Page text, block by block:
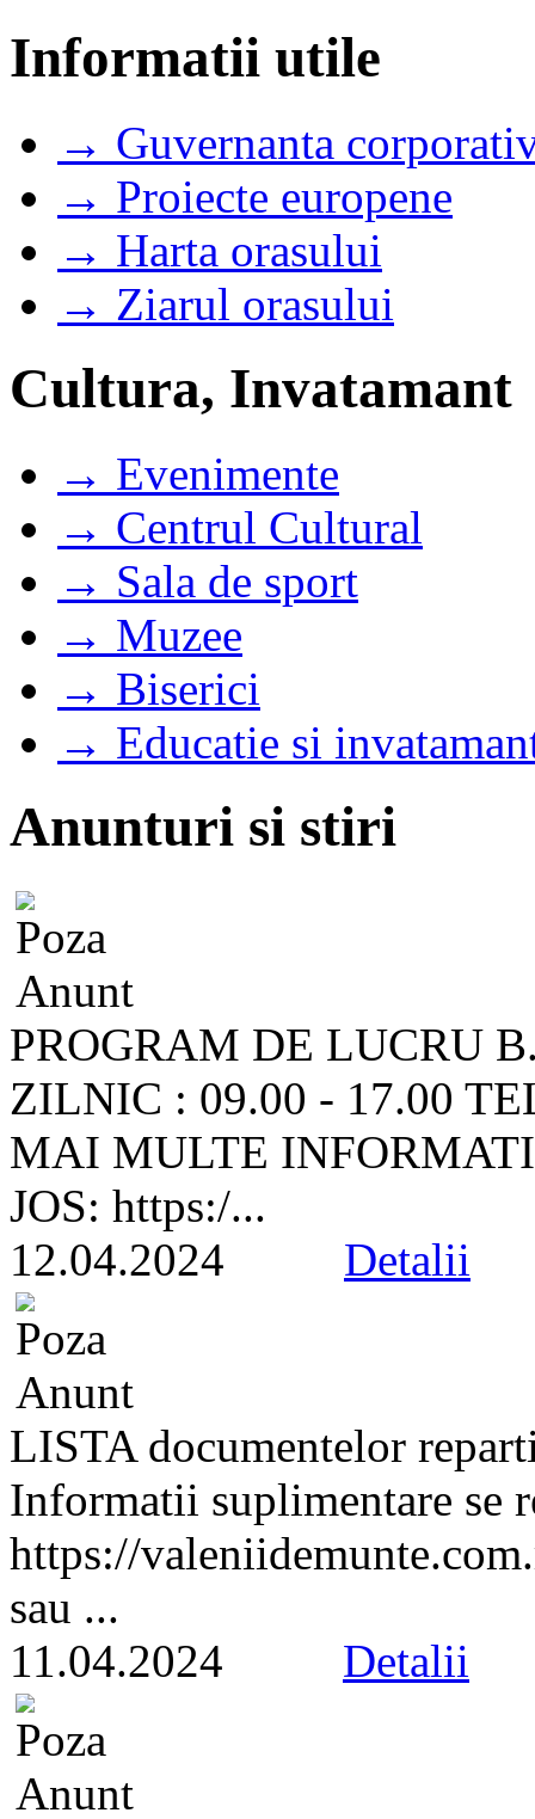
Informatii utile
→ Guvernanta
→ Proiecte europene
→ Harta orasului
→ Ziarul orasului
Cultura, Invatamant
→ Evenimente
→ Centrul Cultural
→ Sala de sport
→ Muzee
→ Biserici
→ Educatie si
Anunturi si stiri
PROGRAM DE LUCRU
ZILNIC : 09.00 - 17.00
MAI MULTE
JOS: https:/...
12.04.2024 Detalii
LISTA documentelor
Informatii suplimentare se
https://
sau ...
11.04.2024 Detalii